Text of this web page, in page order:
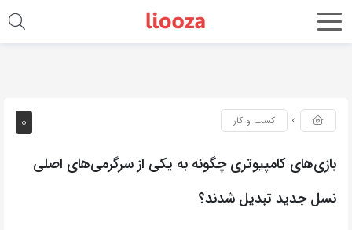
0 کسب و کار
بازی‌های کامپیوتری چگونه به یکی از سرگرمی‌های اصلی
نسل جدید تبدیل شدند؟